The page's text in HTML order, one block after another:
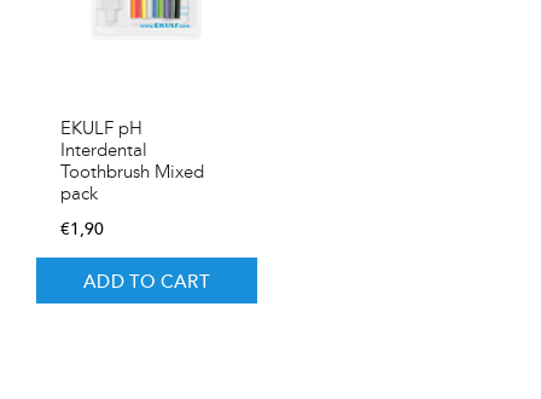
EKULF pH
Interdental
Toothbrush Mixed
pack
€1,90
ADD TO CART